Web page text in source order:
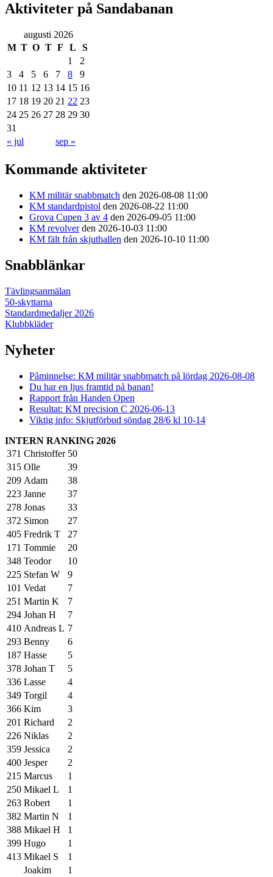
Aktiviteter på Sandabanan
augusti 2026
M T O T F L
S
1
2
3
4 5 6 7 8
9
10 11 12 13 14 15 16
17 18 19 20 21 22 23
24 25 26 27 28 29 30
31
« jul
sep »
Kommande aktiviteter
KM militär snabbmatch den 2026-08-08 11:00
KM standardpistol den 2026-08-22 11:00
Grova Cupen 3 av 4 den 2026-09-05 11:00
KM revolverden 2026-10-03 11:00
KM fält från skjuthallen den 2026-10-10 11:00
Snabblänkar
Tävlingsanmälan
50-skyttarna
Standardmedaljer 2026
Klubbkläder
Nyheter
Påminnelse: KM militär snabbmatch på lördag 2026-08-08
Du har en ljus framtid på banan!
Rapport från Handen Open
Resultat: KM precision C 2026-06-13
Viktig info: Skjutförbud söndag 28/6 kl 10-14
INTERN RANKING 2026
371 Christoffer 50
315 Olle
39
209 Adam
38
223 Janne
37
278 Jonas
33
372 Simon
27
405 Fredrik T
27
171 Tommie
20
348 Teodor
10
225 Stefan W
9
101 Vedat
7
251 Martin K
7
294 Johan H
7
410 Andreas L 7
293 Benny
6
187 Hasse
5
378 Johan T
5
336 Lasse
4
349 Torgil
4
366 Kim
3
201 Richard
2
226 Niklas
2
359 Jessica
2
400 Jesper
2
215 Marcus
1
250 Mikael L
1
263 Robert
1
382 Martin N
1
388 Mikael H
1
399 Hugo
1
413 Mikael S
1
Joakim
1